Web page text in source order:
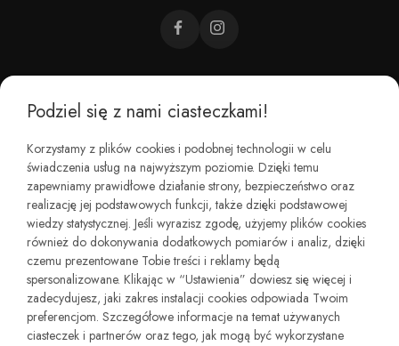
CZEMU BAREFOOT?
KIM JESTEŚMY?
REGULAMINY I ZWROTY
Podziel się z nami ciasteczkami!
Korzystamy z plików cookies i podobnej technologii w celu
świadczenia usług na najwyższym poziomie. Dzięki temu
zapewniamy prawidłowe działanie strony, bezpieczeństwo oraz
realizację jej podstawowych funkcji, także dzięki podstawowej
wiedzy statystycznej. Jeśli wyrazisz zgodę, użyjemy plików cookies
również do dokonywania dodatkowych pomiarów i analiz, dzięki
czemu prezentowane Tobie treści i reklamy będą
spersonalizowane. Klikając w “Ustawienia” dowiesz się więcej i
zadecydujesz, jaki zakres instalacji cookies odpowiada Twoim
preferencjom. Szczegółowe informacje na temat używanych
ciasteczek i partnerów oraz tego, jak mogą być wykorzystane